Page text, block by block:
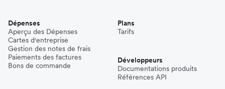
Dépenses
Aperçu des Dépenses
Cartes d'entreprise
Gestion des notes de frais
Paiements des factures
Bons de commande
Plans
Tarifs
Développeurs
Documentations produits
Références API